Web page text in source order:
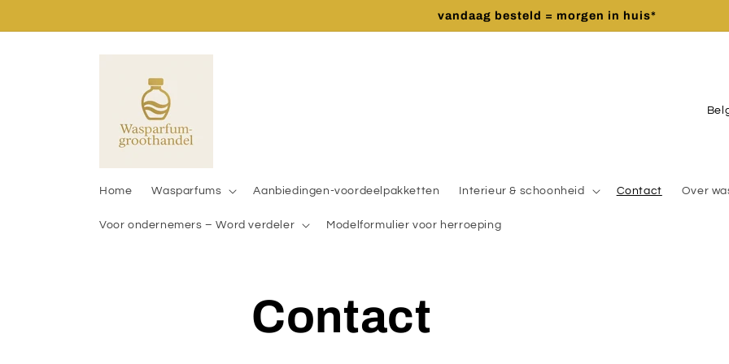
vandaag besteld = morgen in huis*
Home Wasparfums Aanbiedingen-voordeelpakketten Interieur & schoonheid Contact Over
Voor ondernemers – Word verdeler Modelformulier voor herroeping
C
n
Contact